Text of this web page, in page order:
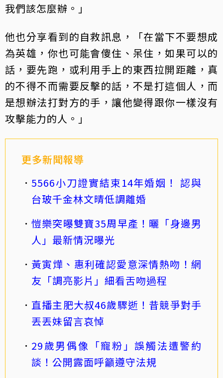
我們該怎麼辦。」
他也分享看到的自救訊息，「在當下不要想成
為英雄，你也可能會傻住、呆住，如果可以的
話，要先跑，或利用手上的東西拉開距離，真
的不得不而需要反擊的話，不是打這個人，而
是想辦法打對方的手，讓他變得跟你一樣沒有
攻擊能力的人。」
更多新聞報導
5566小刀證實結束14年婚姻！ 認與
台玻千金林文晴低調離婚
愷樂突曝雙寶35周早產！曬「身邊男
人」最新情況曝光
黃寅燁、惠利確認愛意深情熱吻！網
友「調亮影片」細看舌吻過程
直播主肥大叔46歲驟逝！昔競爭對手
丟丟妹留言哀悼
29歲男偶像「寵粉」誤觸法遭警約
談！公開露面呼籲遵守法規